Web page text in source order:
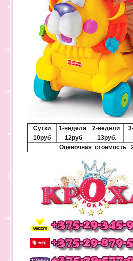
Сутки 1-неделя 2-недели
10руб
12руб 13руб.
Оценочная стоимость